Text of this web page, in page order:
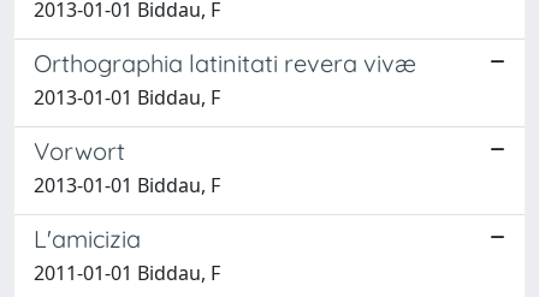
2013-01-01 Biddau, F
Orthographia latinitati revera vivæ
2013-01-01 Biddau, F
Vorwort
2013-01-01 Biddau, F
L'amicizia
2011-01-01 Biddau, F